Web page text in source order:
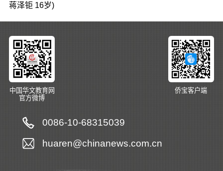
蒋泽钜 16岁)
中国华文教育网
官方微博
侨宝客户端
0086-10-68315039
huaren@chinanews.com.cn